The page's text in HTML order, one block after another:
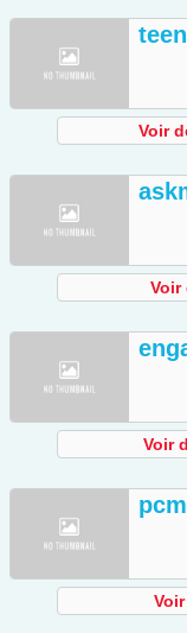
Voir
Voir
Voir